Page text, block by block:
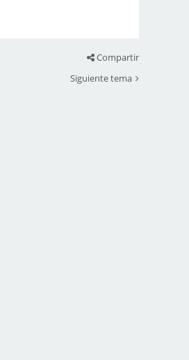
Compartir
Siguiente tema